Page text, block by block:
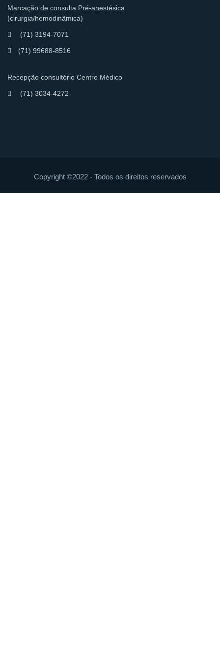
Marcação de consulta Pré-anestésica
(cirurgia/hemodinâmica)
(71) 3194-7071
(71) 99688-8516
Recepção consultório Centro Médico
(71) 3034-4272
Copyright ©2022 - Todos os direitos reservados